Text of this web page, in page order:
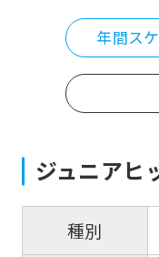
年間ス
ジュニアヒ
種別